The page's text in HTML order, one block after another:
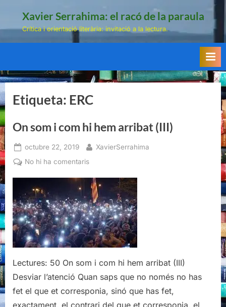
Xavier Serrahima: el racó de la paraula
Crítica i orientació literària: invitació a la lectura.
Etiqueta: ERC
On som i com hi hem arribat (III)
Posted
on
octubre 22, 2019 By
XavierSerrahima
No hi ha comentarisa
som
com
hi
hem
arribat
Lectures: 50 On som i com hi hem arribat (III)
Desviar l’atenció Quan saps que no només no has
fet el que et corresponia, sinó que has fet,